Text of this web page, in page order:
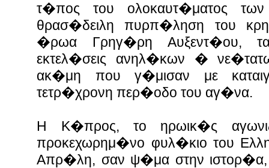
τ�πος του ολοκαυτ�ματος
θρασ�δειλη πυρπ�ληση του
�ρωα Γρηγ�ρη Αυξεντ�ου, τα
εκτελ�σεις ανηλ�κων �
ακ�μη που γ�μισαν με
τετρ�χρονη περ�οδο του αγ�να.
Η Κ�προς, το ηρωικ�ς
προκεχωρημ�νο φυλ�κιο του
Απρ�λη, σαν ψ�μα στην ιστορ�α,